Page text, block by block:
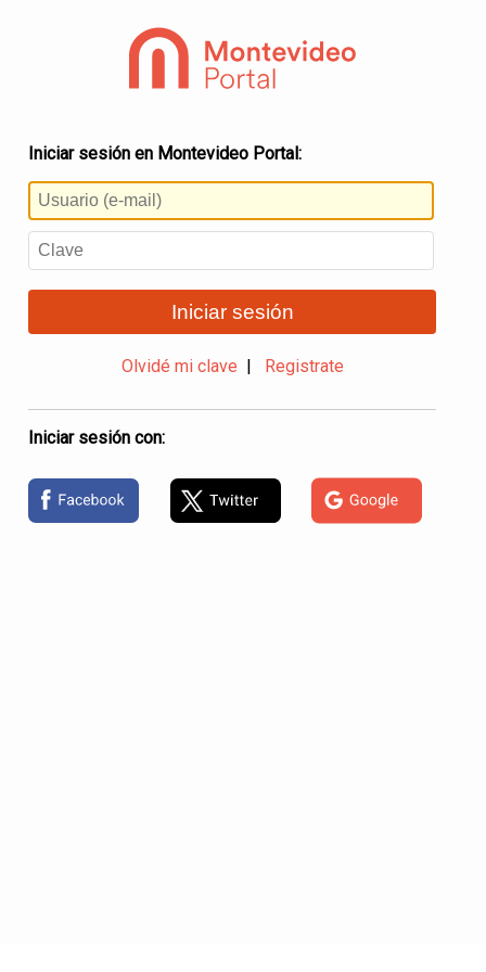
Iniciar sesión en Montevideo Portal:
Iniciar sesión
Olvidé mi clave Registrate
Iniciar sesión con: